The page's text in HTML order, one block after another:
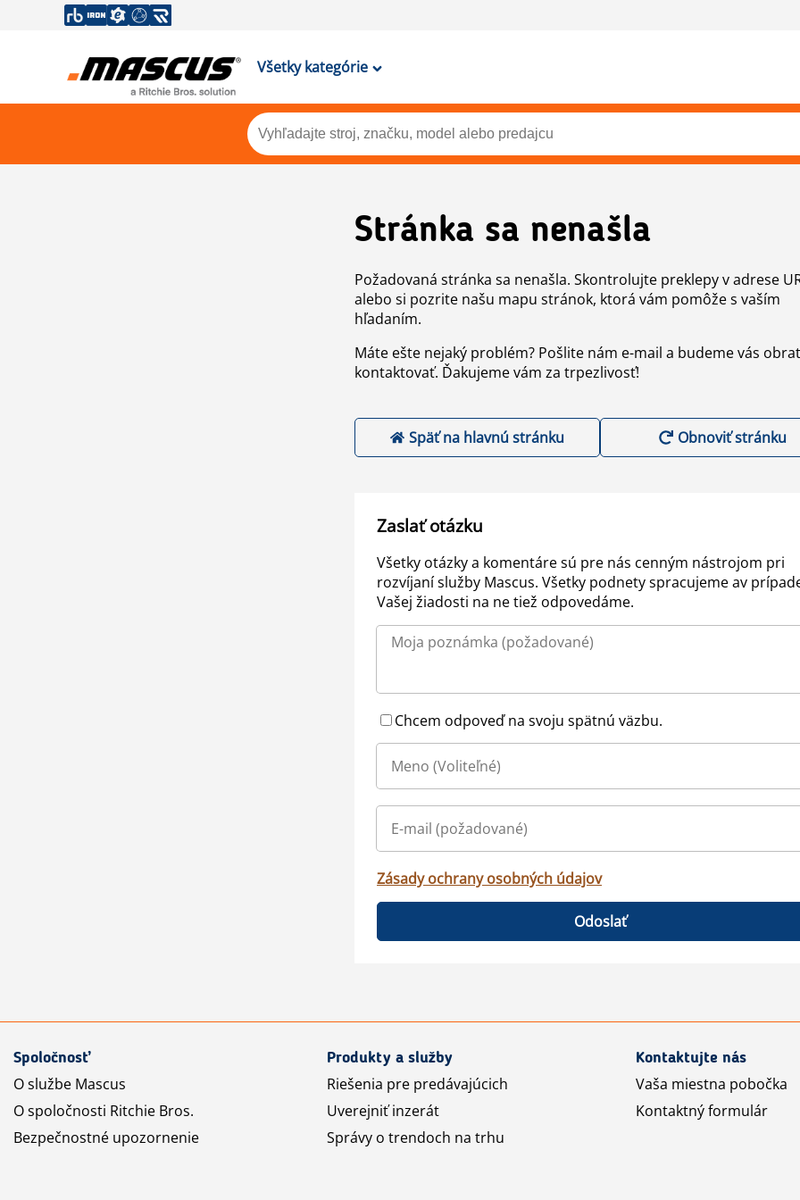
Všetky kategórie
Stránka sa nenašla
Požadovaná stránka sa nenašla. Skontrolujte preklepy v adrese
alebo si pozrite našu mapu stránok, ktorá vám pomôže s vaším
hľadaním.
Máte ešte nejaký problém? Pošlite nám e-mail a budeme vás
kontaktovať. Ďakujeme vám za trpezlivosť!
Späť na hlavnú stránku Obnoviť stránku
Zaslať otázku
Všetky otázky a komentáre sú pre nás cenným nástrojom pri
rozvíjaní služby Mascus. Všetky podnety spracujeme av
Vašej žiadosti na ne tiež odpovedáme.
Chcem odpoveď na svoju spätnú väzbu.
Zásady ochrany osobných údajov
Odoslať
Spoločnosť
O službe Mascus
O spoločnosti Ritchie Bros.
Bezpečnostné upozornenie
Produkty a služby
Riešenia pre predávajúcich
Uverejniť inzerát
Správy o trendoch na trhu
Kontaktujte nás
Vaša miestna pobočka
Kontaktný formulár